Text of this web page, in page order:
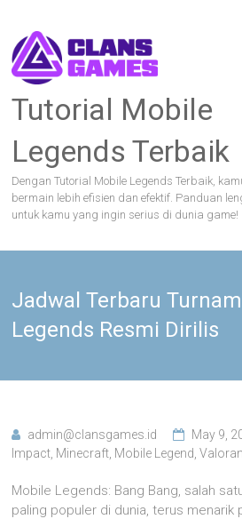
content
Tutorial Mobile
Legends Terbaik
Dengan Tutorial Mobile Legends Terbaik,
bermain lebih efisien dan efektif. Panduan
untuk kamu yang ingin serius di dunia game!
Jadwal Terbaru
Legends Resmi Dirilis
admin@clansgames.id May 9,
Impact Minecraft Mobile Legend ,
Mobile Legends: Bang Bang, salah
paling populer di dunia, terus menarik